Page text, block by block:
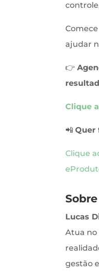
ajudar
👉
Clique
📲Quer
Clique
Lucas
Atua no
gestão